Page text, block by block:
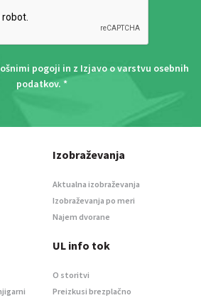
pogoji in z Izjavo o varstvu osebnih
podatkov. *
Izobraževanja
Aktualna izobraževanja
Izobraževanja po meri
Najem dvorane
UL info tok
O storitvi
Preizkusi brezplačno